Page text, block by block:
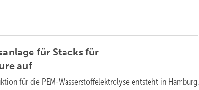
für Stacks für
auf
für die PEM-Wasserstoffelektrolyse entsteht in Hamburg.